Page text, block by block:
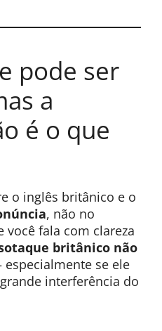
pode ser
a
é o que
o inglês britânico e o
, não no
você fala com clareza
britânico não
se ele
interferência do